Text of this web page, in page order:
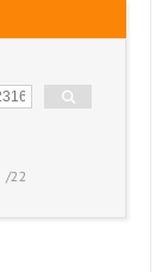
22